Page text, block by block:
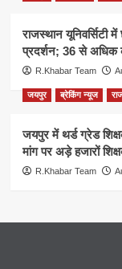
राजस्थान
प्रदर्शन; 36 से अधिक
R.Khabar Team
जयपुर ब्रेकिंग न्यूज
जयपुर में थर्ड ग्रेड
मांग पर अड़े हजारों
R.Khabar Team